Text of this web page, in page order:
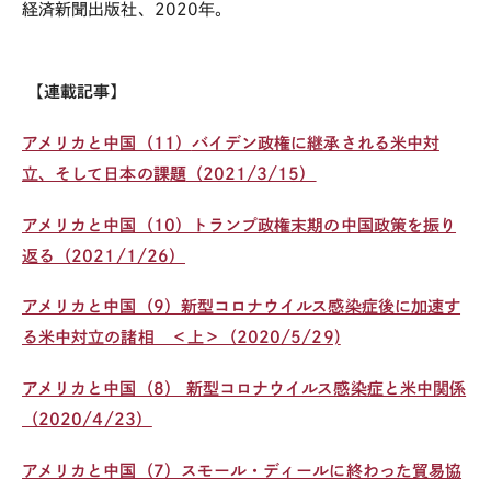
経済新聞出版社、2020年。
【連載記事】
アメリカと中国（11） バイデン政権に継承される米中対
立、そして日本の課題 （2021/3/15）
アメリカと中国（10）トランプ政権末期の中国政策を振り
返る（2021/1/26）
アメリカと中国（9）新型コロナウイルス感染症後に加速す
る米中対立の諸相 ＜上＞（2020/5/29)
アメリカと中国（8） 新型コロナウイルス感染症と米中関係
（2020/4/23）
アメリカと中国（7）スモール・ディールに終わった貿易協